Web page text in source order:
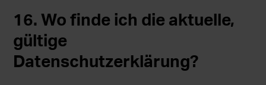
16. Wo finde ich die aktuelle,
gültige
Datenschutzerklärung?